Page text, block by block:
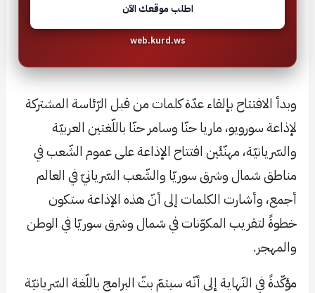
اطلب موقعك الآن
web.kurd.ws
وبدأ الافتتاح بإلقاء عدّة كلمات من قبل الرّئاسة المشتركة
لإذاعة سورويو، ماريا حنّا وسامر حنّا باللّغتين العربيّة
والسّريانيّة، مهنّئَين افتتاح الإذاعة على عموم الشّعب في
مناطق شمال وشرق سوريّا والشّعب السّريانيّ في العالم
أجمع، وأشارت الكلمات إلى أنّ هذه الإذاعة ستكون
خطوةً لتقريب المكوّنات في شمال وشرق سوريّا في الوطن
والمهجر.
مؤكّدةً في النّهاية إلى أنّه سيتمّ بثّ البرامج باللّغة السّريانيّة